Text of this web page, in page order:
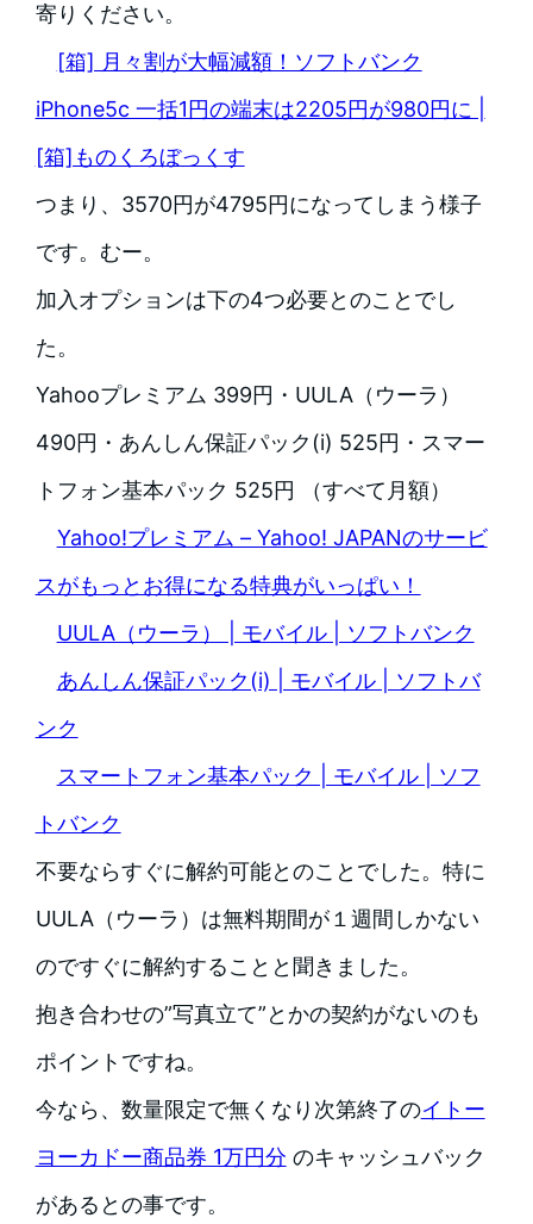
寄りください。
[箱] 月々割が大幅減額！ソフトバンク
iPhone5c 一括1円の端末は2205円が980円に |
[箱]ものくろぼっくす
つまり、3570円が4795円になってしまう様子
です。むー。
加入オプションは下の4つ必要とのことでし
た。
Yahooプレミアム 399円・UULA（ウーラ）
490円・あんしん保証パック(i) 525円・スマー
トフォン基本パック 525円 （すべて月額）
Yahoo!プレミアム – Yahoo! JAPANのサービ
スがもっとお得になる特典がいっぱい！
UULA（ウーラ） | モバイル | ソフトバンク
あんしん保証パック(i) | モバイル | ソフトバ
ンク
スマートフォン基本パック | モバイル | ソフ
トバンク
不要ならすぐに解約可能とのことでした。特に
UULA（ウーラ）は無料期間が１週間しかない
のですぐに解約することと聞きました。
抱き合わせの”写真立て”とかの契約がないのも
ポイントですね。
今なら、数量限定で無くなり次第終了のイトー
ヨーカドー商品券 1万円分 のキャッシュバック
があるとの事です。